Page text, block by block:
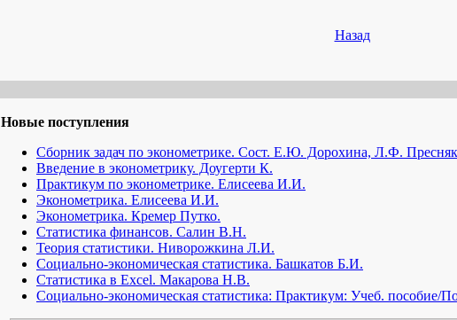
Назад
Новые поступления
Сборник задач по эконометрике. Сост. Е.Ю. Дорохина, Л.Ф.
Введение в эконометрику. Доугерти К.
Практикум по эконометрике. Елисеева И.И.
Эконометрика. Елисеева И.И.
Эконометрика. Кремер Путко.
Статистика финансов. Салин В.Н.
Теория статистики. Ниворожкина Л.И.
Социально-экономическая статистика. Башкатов Б.И.
Статистика в Excel. Макарова Н.В.
Социально-экономическая статистика: Практикум: Учеб. пособие/